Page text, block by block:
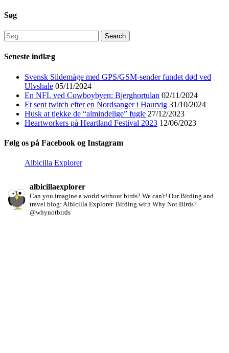
Søg
Search
for:
Seneste indlæg
Svensk Sildemåge med GPS/GSM-sender fundet død ved
Ulvshale 05/11/2024
En NFL ved Cowboybyen: Bjerghortulan 02/11/2024
Et sent twitch efter en Nordsanger i Haurvig 31/10/2024
Husk at tjekke de “almindelige” fugle 27/12/2023
Heartworkers på Heartland Festival 2023 12/06/2023
Følg os på Facebook og Instagram
Albicilla Explorer
albicillaexplorer
Can you imagine a world without birds? We can't! Our Birding and
travel blog: Albicilla Explorer. Birding with Why Not Birds?
@whynotbirds